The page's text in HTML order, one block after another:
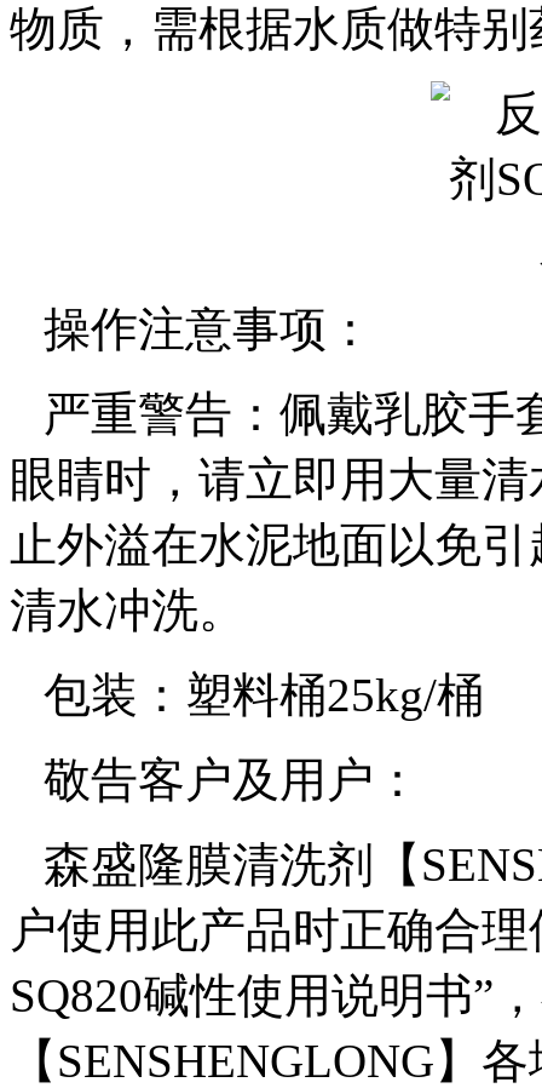
物质，需根据水质做特
操作注意事项：
严重警告：佩戴乳胶手
眼睛时，请立即用大量
止外溢在水泥地面以免
清水冲洗。
包装：塑料桶25kg/桶
敬告客户及用户：
森盛隆膜清洗剂【
户使用此产品时正确合
SQ820碱性使用说明书”
【 SENSHENGLONG】